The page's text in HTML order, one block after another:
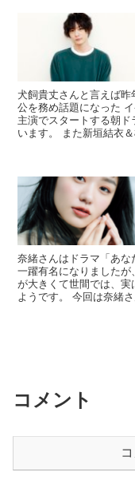
犬飼貴丈さんと言えば昨
公を務め話題になった
主演でスタートする朝
います。 また新垣結衣
奈緒さんはドラマ「あな
一躍有名になりました
が大きくて世間では、
ようです。 今回は奈緒
コメント